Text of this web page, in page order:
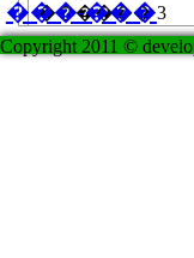
���-���
������ 3
Copyright 2011 ©